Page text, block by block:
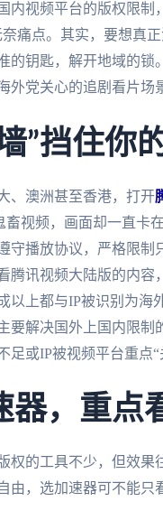
内视频平台的版权限制
痛点。其实，要想真
的钥匙，解开地域的锁
外党关心的追剧看片场
”挡住你
、澳洲甚至香港，打开
视频，画面却一直卡
守播放协议，严格限
腾讯视频大陆版的内容
以上都与IP被识别为海
要解决国外上国内限
足或IP被视频平台重点“
器，重点
权的工具不少，但效
由，选加速器可不能只